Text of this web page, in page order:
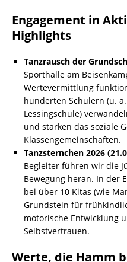
Engagement in
Highlights
Tanzrausch der
Sporthalle am
Wertevermittlung
hunderten Schülern (u.
Lessingschule)
und stärken das soziale
Klassengemeinschaften.
Tanzsternchen 2026
Begleiter führen wir die
Bewegung heran. In der
bei über 10 Kitas (wie
Grundstein für
motorische Entwicklung
Selbstvertrauen.
Werte, die Hamm